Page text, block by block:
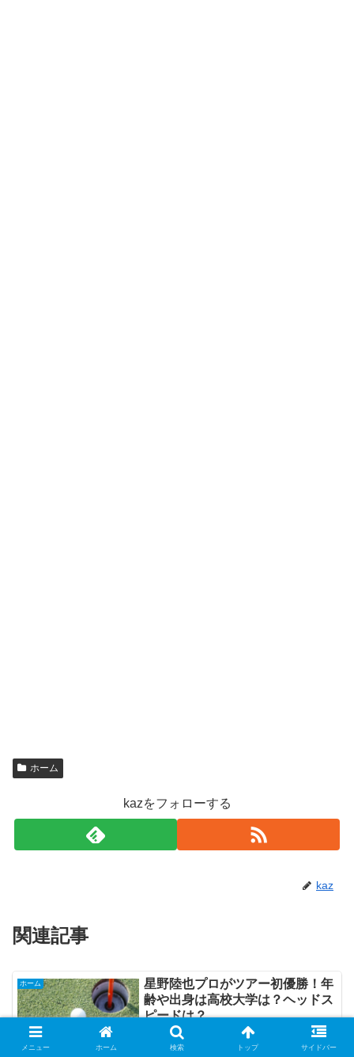
ホーム
kazをフォローする
kaz
関連記事
ホーム
星野陸也プロがツアー初優勝！年
齢や出身は高校大学は？ヘッドス
ピードは？
メニュー ホーム 検索 トップ サイドバー